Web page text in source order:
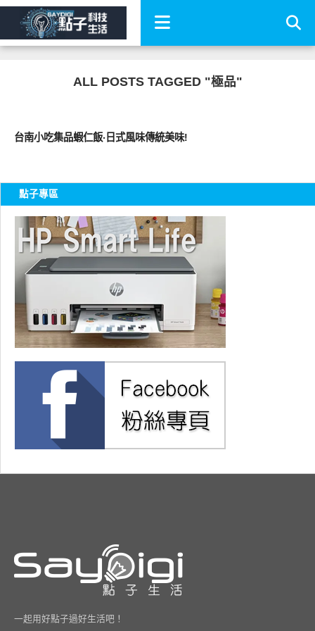
ALL POSTS TAGGED "極品"
台南小吃集品蝦仁飯‧日式風味傳統美味!
點子專區
一起用好點子過好生活吧！